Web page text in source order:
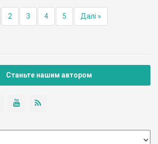
2 3 4 5 Далі »
Станьте нашим автором